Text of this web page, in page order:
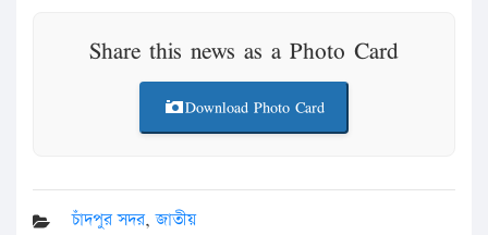
Share this news as a Photo Card
Download Photo Card
চাঁদপুর সদর,জাতীয়